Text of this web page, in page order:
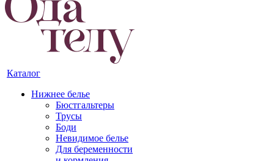
Каталог
Нижнее белье
Бюстгальтеры
Трусы
Боди
Невидимое белье
Для беременности